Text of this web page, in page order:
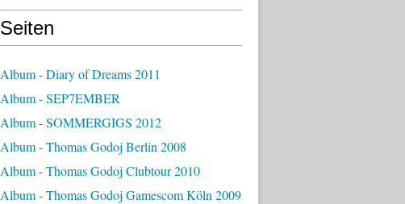
Seiten
Album - Diary of Dreams 2011
Album - SEP7EMBER
Album - SOMMERGIGS 2012
Album - Thomas Godoj Berlin 2008
Album - Thomas Godoj Clubtour 2010
Album - Thomas Godoj Gamescom Köln 2009